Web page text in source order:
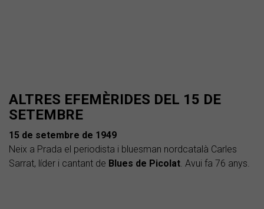
ALTRES EFEMÈRIDES DEL 15 DE
SETEMBRE
15 de setembre de 1949
Neix a Prada el periodista i bluesman nordcatalà Carles
Sarrat, líder i cantant de Blues de Picolat. Avui fa 76 anys.